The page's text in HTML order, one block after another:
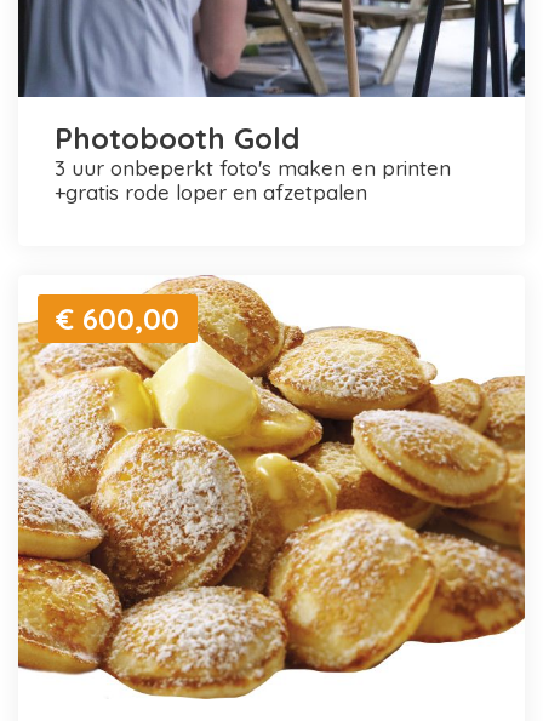
Photobooth Gold
3 uur onbeperkt foto's maken en printen
+gratis rode loper en afzetpalen
€ 600,00